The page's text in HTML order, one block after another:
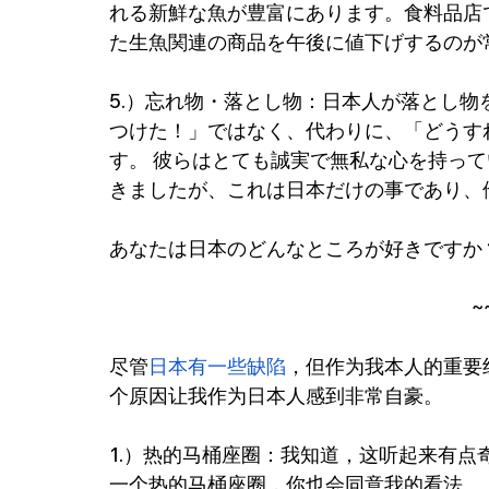
れる新鮮な魚が豊富にあります。食料品
た生魚関連の商品を午後に値下げするの
5.）忘れ物・落とし物：日本人が落とし
つけた！」ではなく、代わりに、「どう
す。 彼らはとても誠実で無私な心を持っ
きましたが、これは日本だけの事であり
あなたは日本のどんなところが好きですか
尽管日本有一些缺陷 ，但作为我本人的重
个原因让我作为日本人感到非常自豪。
1.）热的马桶座圈：我知道，这听起来有